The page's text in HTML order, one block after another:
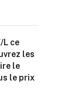
L ce
les
le
le prix